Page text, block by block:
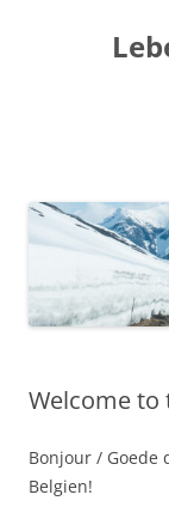
Welcome to
Bonjour / Goede
Belgien!